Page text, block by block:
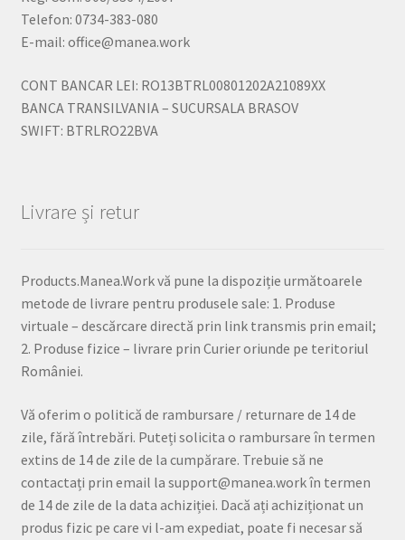
Telefon: 0734-383-080
E-mail: office@manea.work
CONT BANCAR LEI: RO13BTRL00801202A21089XX
BANCA TRANSILVANIA – SUCURSALA BRASOV
SWIFT: BTRLRO22BVA
Livrare și retur
Products.Manea.Work vă pune la dispoziție următoarele
metode de livrare pentru produsele sale: 1. Produse
virtuale – descărcare directă prin link transmis prin email;
2. Produse fizice – livrare prin Curier oriunde pe teritoriul
României.
Vă oferim o politică de rambursare / returnare de 14 de
zile, fără întrebări. Puteți solicita o rambursare în termen
extins de 14 de zile de la cumpărare. Trebuie să ne
contactați prin email la support@manea.work în termen
de 14 de zile de la data achiziției. Dacă ați achiziționat un
produs fizic pe care vi l-am expediat, poate fi necesar să